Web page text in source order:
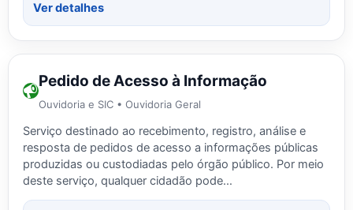
Ver detalhes
Pedido de Acesso à Informação
Ouvidoria e SIC • Ouvidoria Geral
Serviço destinado ao recebimento, registro, análise e
resposta de pedidos de acesso a informações públicas
produzidas ou custodiadas pelo órgão público. Por meio
deste serviço, qualquer cidadão pode…